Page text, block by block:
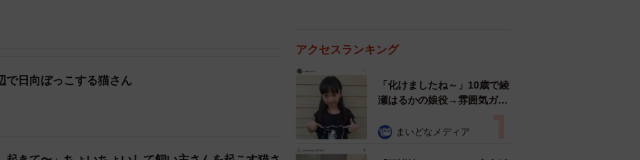
で日向ぼっこする猫さん
アクセスランキング
「化けましたね～」10歳で綾
瀬はるかの娘役→雰囲気ガラ
雰囲気が」「宝塚に入れそ
まいどなメディア